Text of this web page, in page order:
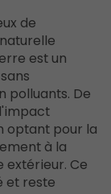
de
est un
polluants. De
optant pour la
à la
extérieur. Ce
et reste